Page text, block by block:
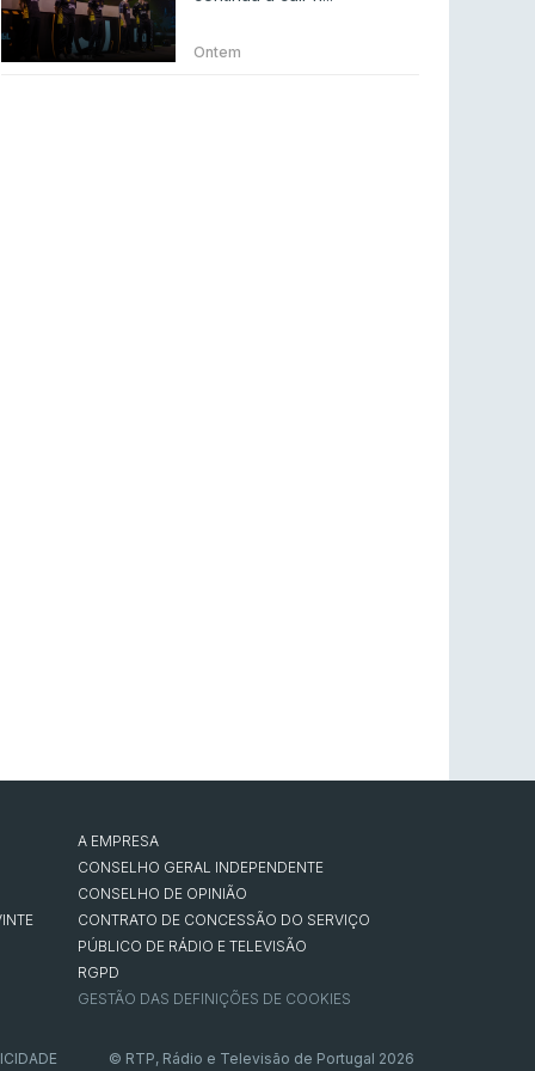
Betclic renova parceria com a RTP Arena para
a época 2026/27
Ontem
A EMPRESA
CONSELHO GERAL INDEPENDENTE
CONSELHO DE OPINIÃO
CONTRATO DE CONCESSÃO DO SERVIÇO
PÚBLICO DE RÁDIO E TELEVISÃO
RGPD
GESTÃO DAS DEFINIÇÕES DE COOKIES
© RTP, Rádio e Televisão de Portugal 2026